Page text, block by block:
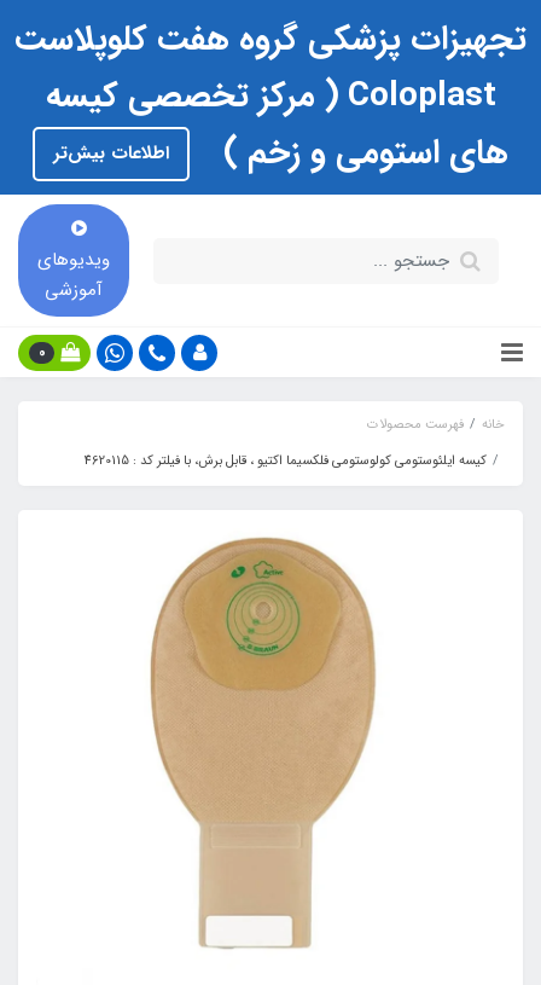
تجهیزات پزشکی گروه هفت کلوپلاست
Coloplast ( مرکز تخصصی کیسه
های استومی و زخم )
اطلاعات بیش‌تر
ویدیوهای
آموزشی
0
خانه
فهرست محصولات
کیسه ایلئوستومی کولوستومی فلکسیما اکتیو ، قابل برش، با فیلتر کد : 4620115